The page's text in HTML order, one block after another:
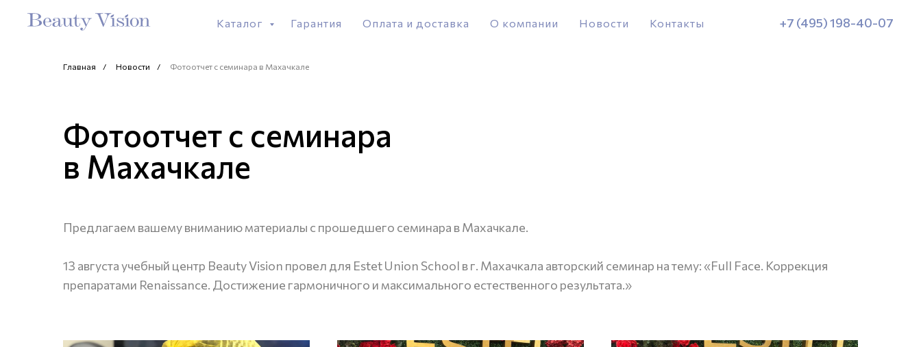
Каталог Гарантия Оплата и доставка О компании Новости Контакты +7 (495) 198-40-07
Главная / Новости / Фотоотчет с семинара в Махачкале
Фотоотчет с семинара
в Махачкале
Предлагаем вашему вниманию материалы с прошедшего семинара в Махачкале.
13 августа учебный центр Beauty Vision провел для Estet Union School в г. Махачкала авторский семинар на тему: «Full Face. Коррекция
препаратами Renaissance. Достижение гармоничного и максимального естественного результата.»